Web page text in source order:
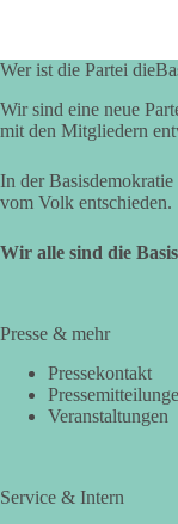
Wer ist die Partei
Wir sind eine neue
mit den Mitgliedern
In der
vom Volk entschieden.
Wir alle sind die
Presse & mehr
Pressekontakt
Veranstaltungen
Service & Intern